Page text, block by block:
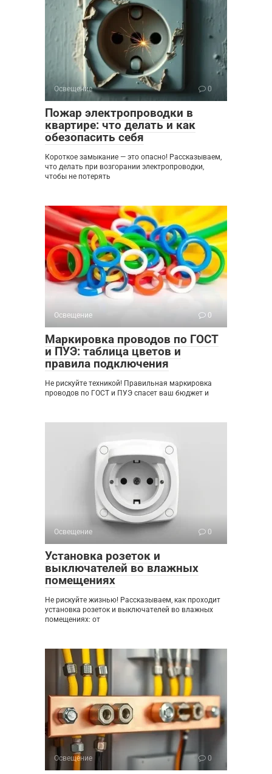
Освещение 0
Пожар электропроводки в
квартире: что делать и как
обезопасить себя
Короткое замыкание — это опасно! Рассказываем,
что делать при возгорании электропроводки,
чтобы не потерять
Освещение 0
Маркировка проводов по ГОСТ
и ПУЭ: таблица цветов и
правила подключения
Не рискуйте техникой! Правильная маркировка
проводов по ГОСТ и ПУЭ спасет ваш бюджет и
Освещение 0
Установка розеток и
выключателей во влажных
помещениях
Не рискуйте жизнью! Рассказываем, как проходит
установка розеток и выключателей во влажных
помещениях: от
Освещение 0